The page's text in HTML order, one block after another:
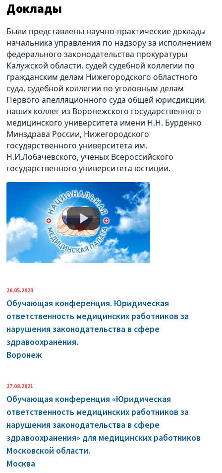
Доклады
Были представлены научно-практические доклады
начальника управления по надзору за исполнением
федерального законодательства прокуратуры
Калужской области, судей судебной коллегии по
гражданским делам Нижегородского областного
суда, судебной коллегии по уголовным делам
Первого апелляционного суда общей юрисдикции,
наших коллег из Воронежского государственного
медицинского университета имени Н.Н. Бурденко
Минздрава России, Нижегородского
государственного университета им.
Н.И.Лобачевского, ученых Всероссийского
государственного университета юстиции.
26.05.2023
Обучающая конференция. Юридическая
ответственность медицинских работников за
нарушения законодательства в сфере
здравоохранения.
Воронеж
27.08.2021
Обучающая конференция «Юридическая
ответственность медицинских работников за
нарушения законодательства в сфере
здравоохранения» для медицинских работников
Московской области.
Москва